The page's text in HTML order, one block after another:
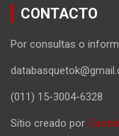
CONTACTO
Por consultas o
(011) 15-3004-6328
Sitio creado por